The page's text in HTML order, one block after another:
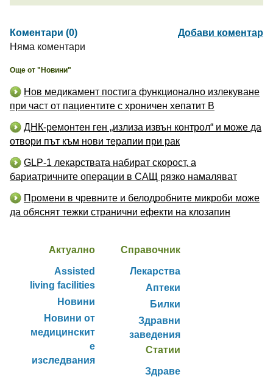
Коментари (0)
Добави коментар
Няма коментари
Още от "Новини"
Нов медикамент постига функционално излекуване
при част от пациентите с хроничен хепатит B
ДНК-ремонтен ген „излиза извън контрол“ и може да
отвори път към нови терапии при рак
GLP-1 лекарствата набират скорост, а
бариатричните операции в САЩ рязко намаляват
Промени в чревните и белодробните микроби може
да обяснят тежки странични ефекти на клозапин
Актуално
Assisted
living facilities
Новини
Новини от
медицинскит
е
изследвания
Справочник
Лекарства
Аптеки
Билки
Здравни
заведения
Статии
Здраве